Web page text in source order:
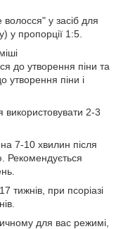
у засіб для
у пропорції 1:5.
до утворення піни та
утворення піни і
2-3
7-10 хвилин після
Рекомендується
тижнів, при псоріазі
для вас режимі,